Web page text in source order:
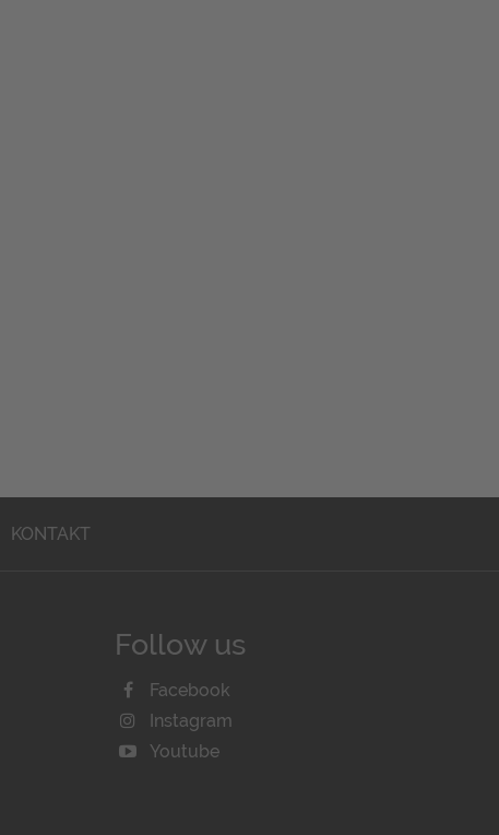
KONTAKT
Follow us
Facebook
Instagram
Youtube